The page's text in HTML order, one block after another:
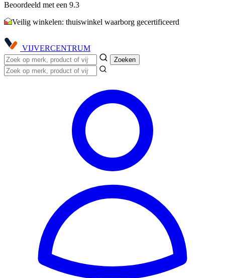
Beoordeeld met een 9.3
Veilig winkelen: thuiswinkel waarborg gecertificeerd
VIJVERCENTRUM
Zoeken